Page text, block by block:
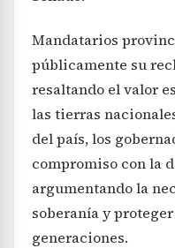
Mandatarios
públicamente su
resaltando el valor
las tierras
del país, los
compromiso con la
argumentando la
soberanía y
generaciones.